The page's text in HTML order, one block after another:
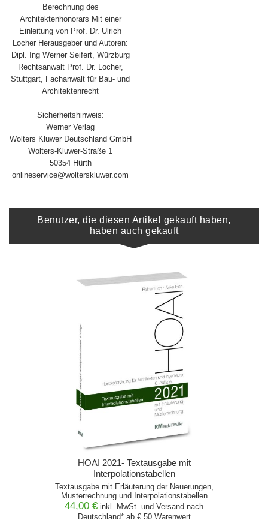
Berechnung des
Architektenhonorars Mit einer
Einleitung von Prof. Dr. Ulrich
Locher Herausgeber und Autoren:
Dipl. Ing Werner Seifert, Würzburg
Rechtsanwalt Prof. Dr. Locher,
Stuttgart, Fachanwalt für Bau- und
Architektenrecht
Sicherheitshinweis:
Werner Verlag
Wolters Kluwer Deutschland GmbH
Wolters-Kluwer-Straße 1
50354 Hürth
onlineservice@wolterskluwer.com
Benutzer, die diesen Artikel gekauft haben,
haben auch gekauft
HOAI 2021- Textausgabe mit
Interpolationstabellen
Textausgabe mit Erläuterung der Neuerungen,
Musterrechnung und Interpolationstabellen
44,00 € inkl. MwSt. und Versand nach
Deutschland* ab € 50 Warenwert